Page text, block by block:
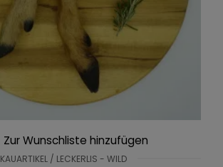
Zur Wunschliste hinzufügen
KAUARTIKEL / LECKERLIS - WILD